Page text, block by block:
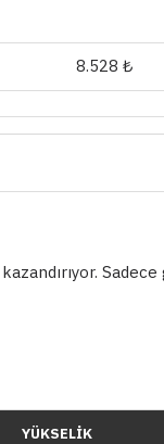
8.528 ₺
YÜKSELİK